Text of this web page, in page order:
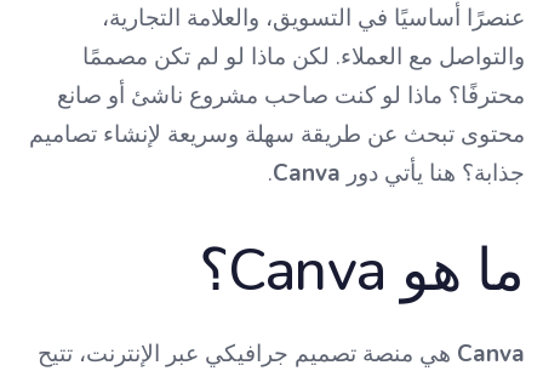
عنصرًا أساسيًا في التسويق، والعلامة التجارية،
والتواصل مع العملاء. لكن ماذا لو لم تكن مصممًا
محترفًا؟ ماذا لو كنت صاحب مشروع ناشئ أو صانع
محتوى تبحث عن طريقة سهلة وسريعة لإنشاء تصاميم
جذابة؟ هنا يأتي دور Canva
.
ما هو Canva؟
Canva هي منصة تصميم جرافيكي عبر الإنترنت، تتيح